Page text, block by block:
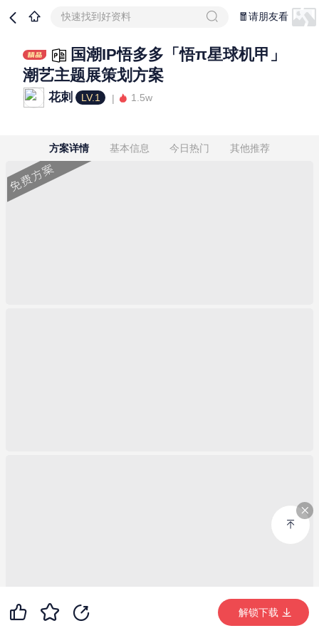
快速找到好资料 🧧请朋友看
国潮IP悟多多「悟π星球机甲」
潮艺主题展策划方案
花刺 LV.1 1.5w
方案详情 基本信息 今日热门 其他推荐
解锁下载 (11470次)
解锁下载